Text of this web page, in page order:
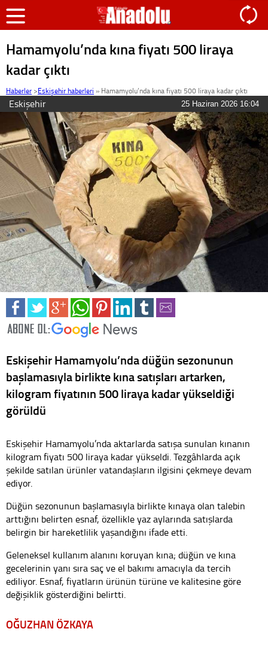
Hamamyolu’nda kına fiyatı 500 liraya
kadar çıktı
Haberler >Eskişehir haberleri » Hamamyolu’nda kına fiyatı 500 liraya kadar çıktı
Eskişehir 25 Haziran 2026 16:04
Eskişehir Hamamyolu’nda düğün sezonunun
başlamasıyla birlikte kına satışları artarken,
kilogram fiyatının 500 liraya kadar yükseldiği
görüldü
Eskişehir Hamamyolu’nda aktarlarda satışa sunulan kınanın
kilogram fiyatı 500 liraya kadar yükseldi. Tezgâhlarda açık
şekilde satılan ürünler vatandaşların ilgisini çekmeye devam
ediyor.
Düğün sezonunun başlamasıyla birlikte kınaya olan talebin
arttığını belirten esnaf, özellikle yaz aylarında satışlarda
belirgin bir hareketlilik yaşandığını ifade etti.
Geleneksel kullanım alanını koruyan kına; düğün ve kına
gecelerinin yanı sıra saç ve el bakımı amacıyla da tercih
ediliyor. Esnaf, fiyatların ürünün türüne ve kalitesine göre
değişiklik gösterdiğini belirtti.
OĞUZHAN ÖZKAYA